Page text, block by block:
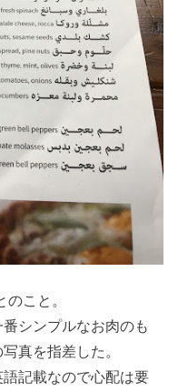
こと。
シンプルなお肉のも
真を指差した。
記載なので心配は要